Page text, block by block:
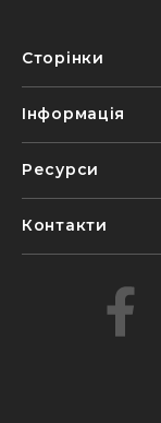
Сторінки
Інформація
Ресурси
Контакти